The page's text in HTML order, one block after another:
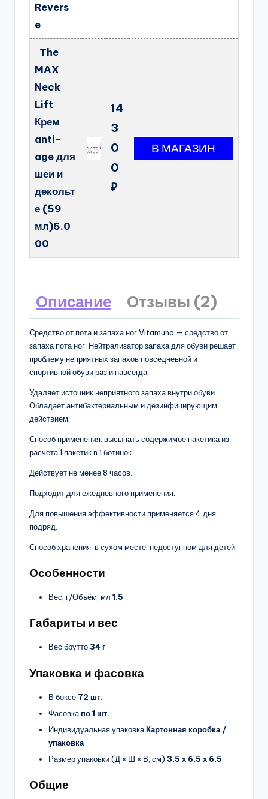
Revers
e
The
MAX
Neck
Lift
Крем
anti-
age для
шеи и
декольт
е (59
мл)5.0
00
14
3
0
0
₽
Описание Отзывы (2)
Средство от пота и запаха ног Vitamuno — средство от
запаха пота ног. Нейтрализатор запаха для обуви решает
проблему неприятных запахов повседневной и
спортивной обуви раз и навсегда.
Удаляет источник неприятного запаха внутри обуви.
Обладает антибактериальным и дезинфицирующим
действием.
Способ применения: высыпать содержимое пакетика из
расчета 1 пакетик в 1 ботинок.
Действует не менее 8 часов.
Подходит для ежедневного применения.
Для повышения эффективности применяется 4 дня
подряд.
Способ хранения: в сухом месте, недоступном для детей.
Особенности
Вес, г/Объём, мл 1.5
Габариты и вес
Вес брутто34 г
Упаковка и фасовка
В боксе 72 шт.
Фасовкапо 1 шт.
Индивидуальная упаковкаКартонная коробка /
упаковка
Размер упаковки (Д × Ш × В, см) 3,5 х 6,5 х 6,5
Общие